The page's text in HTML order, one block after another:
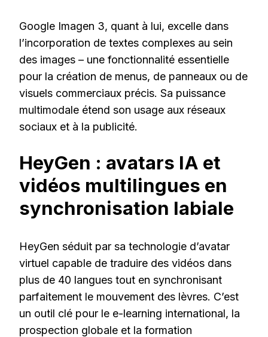
Google Imagen 3, quant à lui, excelle dans
l’incorporation de textes complexes au sein
des images – une fonctionnalité essentielle
pour la création de menus, de panneaux ou de
visuels commerciaux précis. Sa puissance
multimodale étend son usage aux réseaux
sociaux et à la publicité.
HeyGen : avatars IA et
vidéos multilingues en
synchronisation labiale
HeyGen séduit par sa technologie d’avatar
virtuel capable de traduire des vidéos dans
plus de 40 langues tout en synchronisant
parfaitement le mouvement des lèvres. C’est
un outil clé pour le e-learning international, la
prospection globale et la formation